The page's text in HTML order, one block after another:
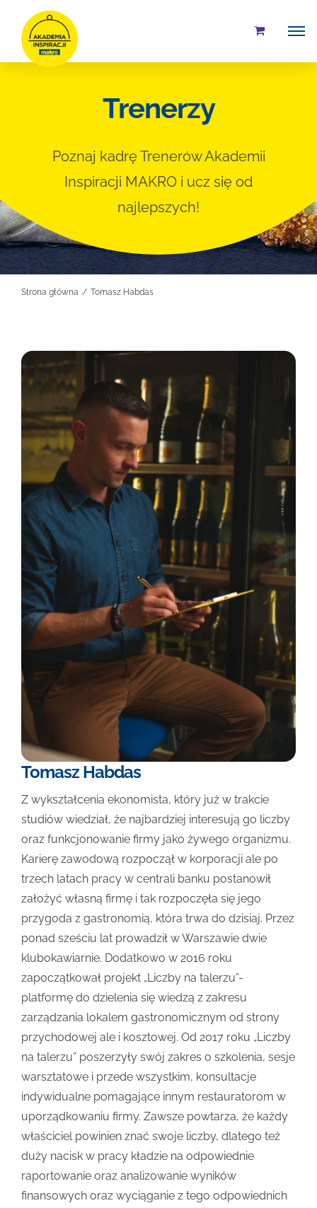
Przejdź
zawartości
Trenerzy
Poznaj kadrę Trenerów Akademii
Inspiracji MAKRO i ucz się od
najlepszych!
Strona główna Tomasz Habdas
Tomasz Habdas
Z wykształcenia ekonomista, który już w trakcie
studiów wiedział, że najbardziej interesują go liczby
oraz funkcjonowanie firmy jako żywego organizmu.
Karierę zawodową rozpoczął w korporacji ale po
trzech latach pracy w centrali banku postanowił
założyć własną firmę i tak rozpoczęła się jego
przygoda z gastronomią, która trwa do dzisiaj. Przez
ponad sześciu lat prowadził w Warszawie dwie
klubokawiarnie. Dodatkowo w 2016 roku
zapoczątkował projekt „Liczby na talerzu”-
platformę do dzielenia się wiedzą z zakresu
zarządzania lokalem gastronomicznym od strony
przychodowej ale i kosztowej. Od 2017 roku „Liczby
na talerzu” poszerzyły swój zakres o szkolenia, sesje
warsztatowe i przede wszystkim, konsultacje
indywidualne pomagające innym restauratorom w
uporządkowaniu firmy. Zawsze powtarza, że każdy
właściciel powinien znać swoje liczby, dlatego też
duży nacisk w pracy kładzie na odpowiednie
raportowanie oraz analizowanie wyników
finansowych oraz wyciąganie z tego odpowiednich